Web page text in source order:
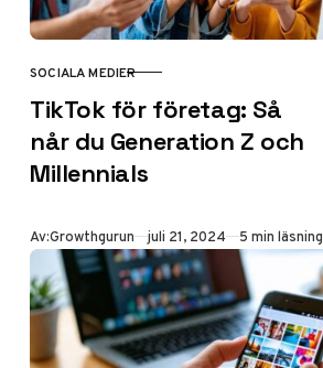
KATEGORI
SOCIALA MEDIER
TikTok för företag: Så
når du Generation Z och
Millennials
Av:Growthgurun Publicerad
juli 21, 2024 5 min läsning